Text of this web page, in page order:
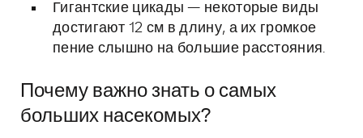
Гигантские цикады — некоторые виды
достигают 12 см в длину, а их громкое
пение слышно на большие расстояния.
Почему важно знать о самых
больших насекомых?